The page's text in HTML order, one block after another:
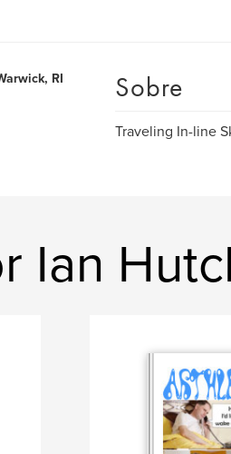
RI Sobre
Traveling In-line
Ian